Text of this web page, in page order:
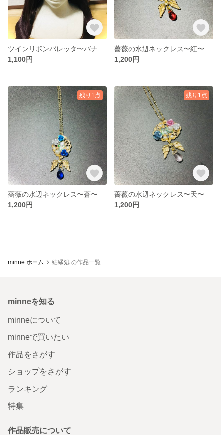
1,100円
薔薇の水辺ネックレス〜紅〜
1,200円
残り1点
薔薇の水辺ネックレス〜蒼〜
1,200円
残り1点
薔薇の水辺ネックレス〜天〜
1,200円
minne ホーム 結縁処 の作品一覧
minneを知る
minneについて
minneで買いたい
作品をさがす
ショップをさがす
ランキング
特集
作品販売について